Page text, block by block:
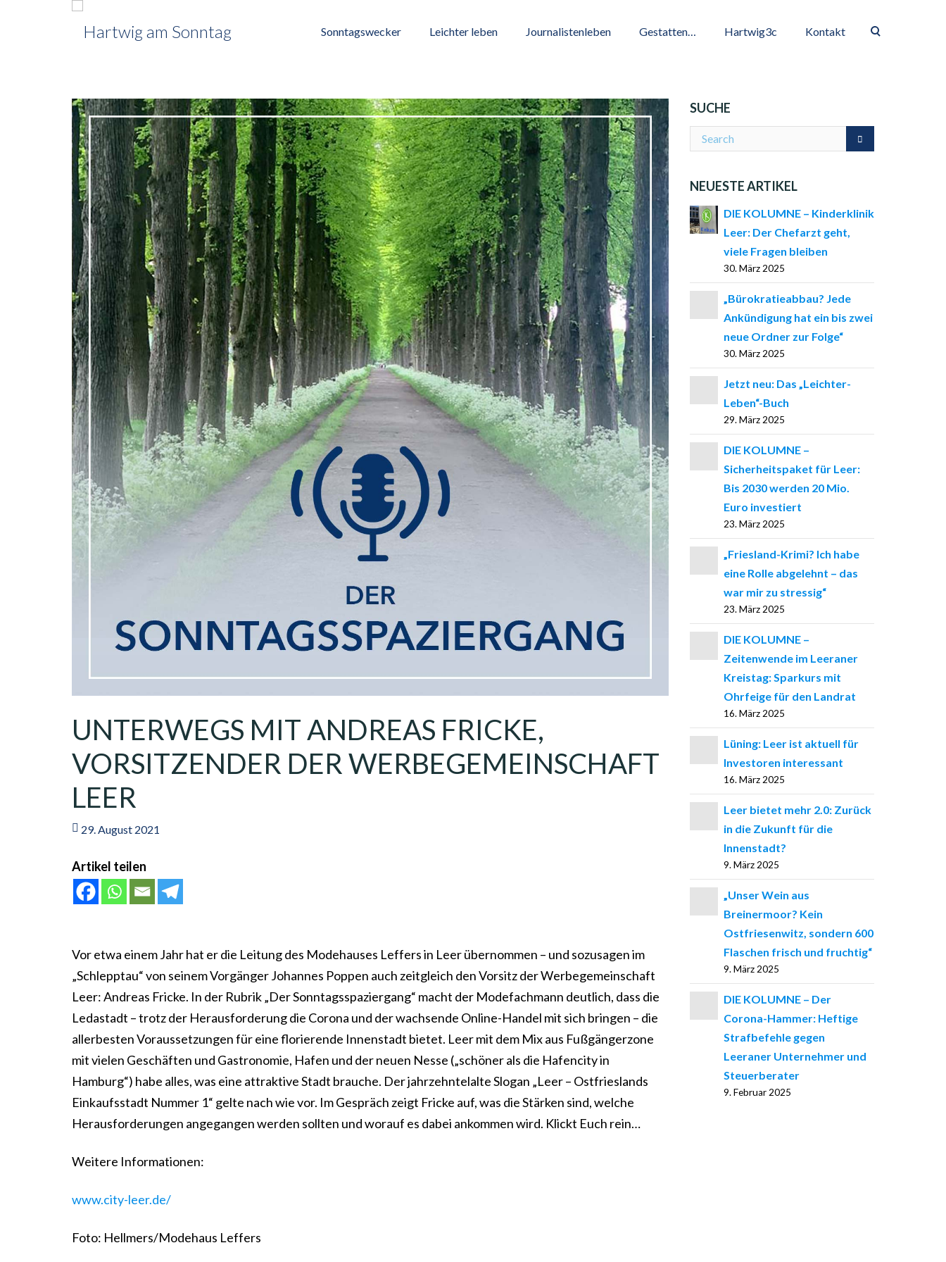
Sonntagswecker Leichter leben Journalistenleben Gestatten… Hartwig3c Kontakt
UNTERWEGS MIT ANDREAS FRICKE,
VORSITZENDER DER WERBEGEMEINSCHAFT
LEER
29. August 2021
Artikel teilen
Vor etwa einem Jahr hat er die Leitung des Modehauses Leffers in Leer übernommen – und sozusagen im
„Schlepptau“ von seinem Vorgänger Johannes Poppen auch zeitgleich den Vorsitz der Werbegemeinschaft
Leer: Andreas Fricke. In der Rubrik „Der Sonntagsspaziergang“ macht der Modefachmann deutlich, dass die
Ledastadt – trotz der Herausforderung die Corona und der wachsende Online-Handel mit sich bringen – die
allerbesten Voraussetzungen für eine florierende Innenstadt bietet. Leer mit dem Mix aus Fußgängerzone
mit vielen Geschäften und Gastronomie, Hafen und der neuen Nesse („schöner als die Hafencity in
Hamburg“) habe alles, was eine attraktive Stadt brauche. Der jahrzehntelalte Slogan „Leer – Ostfrieslands
Einkaufsstadt Nummer 1“ gelte nach wie vor. Im Gespräch zeigt Fricke auf, was die Stärken sind, welche
Herausforderungen angegangen werden sollten und worauf es dabei ankommen wird. Klickt Euch rein…
Weitere Informationen:
www.city-leer.de/
Foto: Hellmers/Modehaus Leffers
SUCHE
NEUESTE ARTIKEL
DIE KOLUMNE – Kinderklinik
Leer: Der Chefarzt geht,
viele Fragen bleiben
30. März 2025
„Bürokratieabbau? Jede
Ankündigung hat ein bis zwei
neue Ordner zur Folge“
30. März 2025
Jetzt neu: Das „Leichter-
Leben“-Buch
29. März 2025
DIE KOLUMNE –
Sicherheitspaket für Leer:
Bis 2030 werden 20 Mio.
Euro investiert
23. März 2025
„Friesland-Krimi? Ich habe
eine Rolle abgelehnt – das
war mir zu stressig“
23. März 2025
DIE KOLUMNE –
Zeitenwende im Leeraner
Kreistag: Sparkurs mit
Ohrfeige für den Landrat
16. März 2025
Lüning: Leer ist aktuell für
Investoren interessant
16. März 2025
Leer bietet mehr 2.0: Zurück
in die Zukunft für die
Innenstadt?
9. März 2025
„Unser Wein aus
Breinermoor? Kein
Ostfriesenwitz, sondern 600
Flaschen frisch und fruchtig“
9. März 2025
DIE KOLUMNE – Der
Corona-Hammer: Heftige
Strafbefehle gegen
Leeraner Unternehmer und
Steuerberater
9. Februar 2025